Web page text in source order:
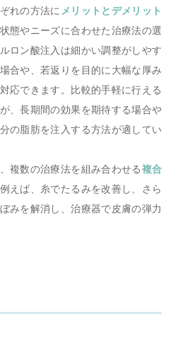
れの方法に メリットとデメリット
態やニーズに合わせた治療法の選
ロン酸注入は細かい調整がしやす
合や、若返りを目的に大幅な厚み
応できます。比較的手軽に行える
、長期間の効果を期待する場合や
の脂肪を注入する方法が適してい
複数の治療法を組み合わせる 複合
えば、糸でたるみを改善し、さら
みを解消し、治療器で皮膚の弾力